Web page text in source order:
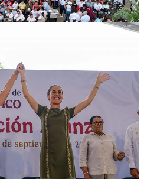
de la Ciudad de México.
Cuarta Transformación tiene
neoliberales dejaron pobreza y
de gobierno transformador, 13.6
la pobreza; ahora somos el